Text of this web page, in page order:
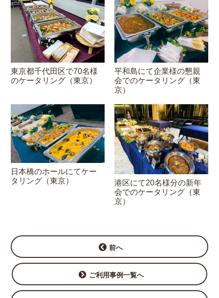
東京都千代田区で70名様
のケータリング（東京）
平和島にて企業様の懇親
会でのケータリング（東
京）
日本橋のホールにてケー
タリング（東京）
港区にて20名様分の新年
会でのケータリング（東
京）
前へ
ご利用事例一覧へ